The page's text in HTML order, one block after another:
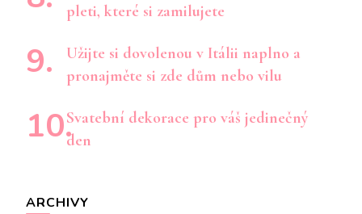
pleti, které si zamilujete
Užijte si dovolenou v Itálii naplno a
pronajměte si zde dům nebo vilu
Svatební dekorace pro váš jedinečný
den
ARCHIVY